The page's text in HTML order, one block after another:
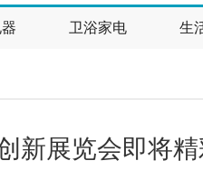
卫浴家电 生
新展览会即将